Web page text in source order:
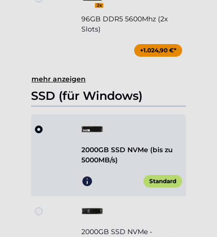
96GB DDR5 5600Mhz (2x
Slots)
+1.024,90 €*
mehr anzeigen
SSD (für Windows)
2000GB SSD NVMe (bis zu
5000MB/s)
Standard
2000GB SSD NVMe -